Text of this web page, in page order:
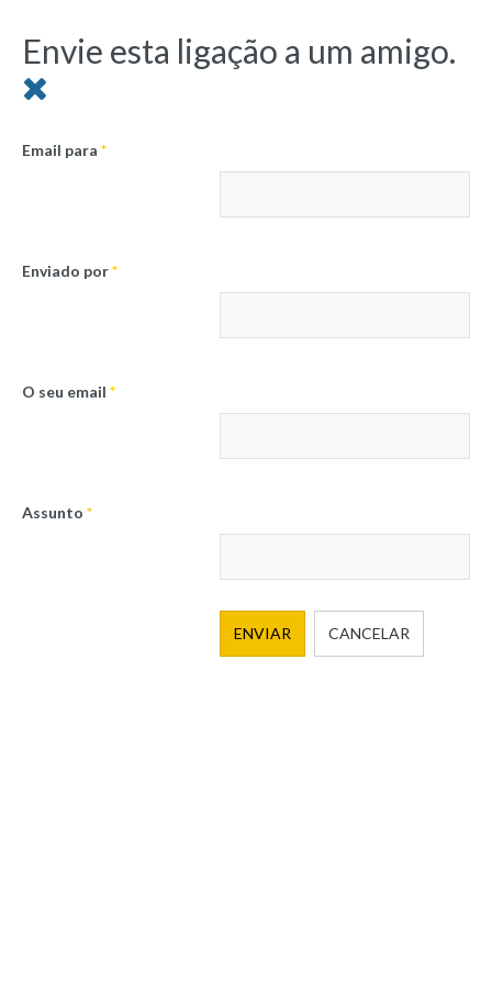
Envie esta ligação a um amigo.
Email para *
Enviado por*
O seu email *
Assunto *
ENVIAR CANCELAR